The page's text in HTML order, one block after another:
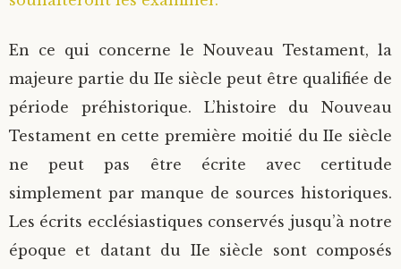
En ce qui concerne le Nouveau Testament, la
majeure partie du IIe siècle peut être qualifiée de
période préhistorique. L’histoire du Nouveau
Testament en cette première moitié du IIe siècle
ne peut pas être écrite avec certitude
simplement par manque de sources historiques.
Les écrits ecclésiastiques conservés jusqu’à notre
époque et datant du IIe siècle sont composés